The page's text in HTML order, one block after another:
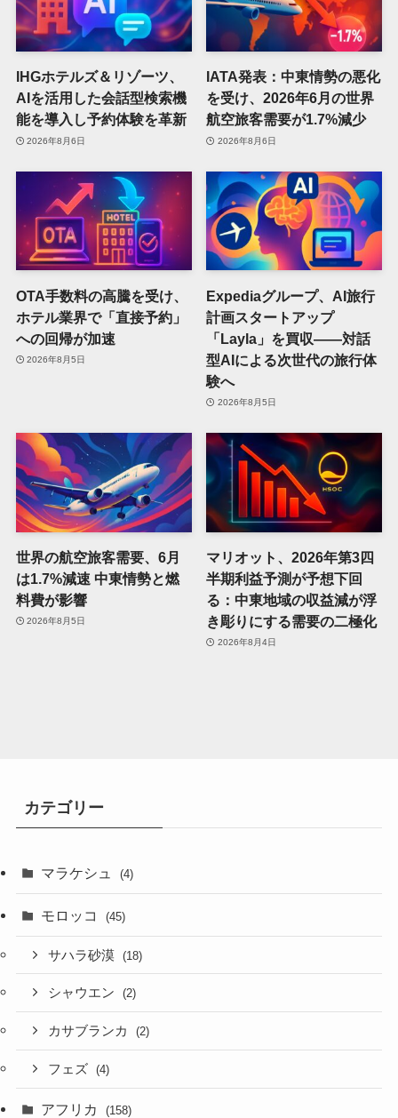
IHGホテルズ＆リゾーツ、
AIを活用した会話型検索機
能を導入し予約体験を革新
2026年8月6日
IATA発表：中東情勢の悪化
を受け、2026年6月の世界
航空旅客需要が1.7%減少
2026年8月6日
OTA手数料の高騰を受け、
ホテル業界で「直接予約」
への回帰が加速
2026年8月5日
Expediaグループ、AI旅行
計画スタートアップ
「Layla」を買収——対話
型AIによる次世代の旅行体
験へ
2026年8月5日
世界の航空旅客需要、6月
は1.7%減速 中東情勢と燃
料費が影響
2026年8月5日
マリオット、2026年第3四
半期利益予測が予想下回
る：中東地域の収益減が浮
き彫りにする需要の二極化
2026年8月4日
カテゴリー
マラケシュ (4)
モロッコ (45)
サハラ砂漠 (18)
シャウエン (2)
カサブランカ (2)
フェズ (4)
アフリカ (158)